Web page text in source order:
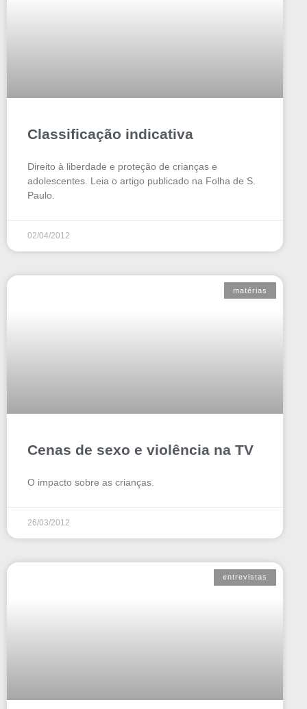
Classificação indicativa
Direito à liberdade e proteção de crianças e
adolescentes. Leia o artigo publicado na Folha de S.
Paulo.
02/04/2012
matérias
Cenas de sexo e violência na TV
O impacto sobre as crianças.
26/03/2012
entrevistas